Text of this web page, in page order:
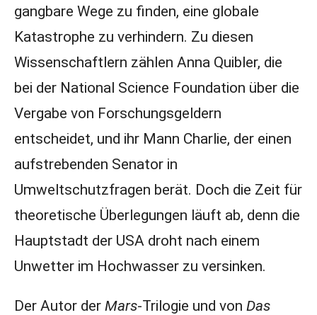
gangbare Wege zu finden, eine globale
Katastrophe zu verhindern. Zu diesen
Wissenschaftlern zählen Anna Quibler, die
bei der National Science Foundation über die
Vergabe von Forschungsgeldern
entscheidet, und ihr Mann Charlie, der einen
aufstrebenden Senator in
Umweltschutzfragen berät. Doch die Zeit für
theoretische Überlegungen läuft ab, denn die
Hauptstadt der USA droht nach einem
Unwetter im Hochwasser zu versinken.
Der Autor der Mars-Trilogie und von Das